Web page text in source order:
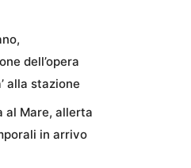
dell’opera
alla stazione
al Mare, allerta
in arrivo